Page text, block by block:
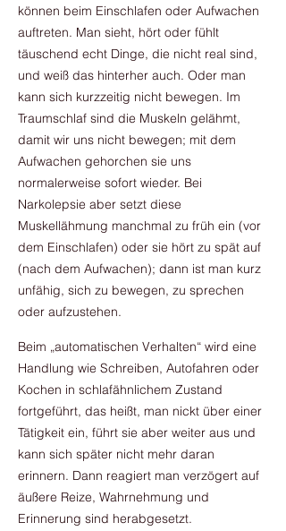
können beim Einschlafen oder Aufwachen
auftreten. Man sieht, hört oder fühlt
täuschend echt Dinge, die nicht real sind,
und weiß das hinterher auch. Oder man
kann sich kurzzeitig nicht bewegen. Im
Traumschlaf sind die Muskeln gelähmt,
damit wir uns nicht bewegen; mit dem
Aufwachen gehorchen sie uns
normalerweise sofort wieder. Bei
Narkolepsie aber setzt diese
Muskellähmung manchmal zu früh ein (vor
dem Einschlafen) oder sie hört zu spät auf
(nach dem Aufwachen); dann ist man kurz
unfähig, sich zu bewegen, zu sprechen
oder aufzustehen.
Beim „automatischen Verhalten“ wird eine
Handlung wie Schreiben, Autofahren oder
Kochen in schlafähnlichem Zustand
fortgeführt, das heißt, man nickt über einer
Tätigkeit ein, führt sie aber weiter aus und
kann sich später nicht mehr daran
erinnern. Dann reagiert man verzögert auf
äußere Reize, Wahrnehmung und
Erinnerung sind herabgesetzt.